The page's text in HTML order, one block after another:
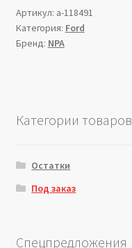
Артикул: a-118491
Категория: Ford
Бренд: NPA
Категории товаров
Остатки
Под заказ
Спецпредложения